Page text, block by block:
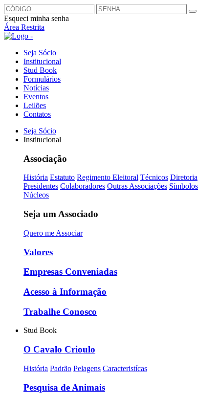
Esqueci minha senha
Área Restrita
Seja Sócio
Institucional
Stud Book
Formulários
Notícias
Eventos
Leilões
Contatos
Seja Sócio
Institucional
Associação
História Estatuto Regimento Eleitoral Técnicos Diretoria
Presidentes Colaboradores Outras Associações Símbolos
Núcleos
Seja um Associado
Quero me Associar
Valores
Empresas Conveniadas
Acesso à Informação
Trabalhe Conosco
Stud Book
O Cavalo Crioulo
História Padrão Pelagens Caracteristícas
Pesquisa de Animais